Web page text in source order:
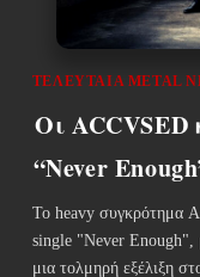
ΤΕΛΕΥΤΑΊΑ METAL
Οι ACCVSED
“Never
Το heavy συγκρότημα
single "Never Enough",
μια τολμηρή εξέλιξη